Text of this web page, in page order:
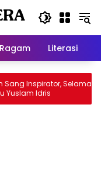
Ragam Literasi
Selamat
Idris